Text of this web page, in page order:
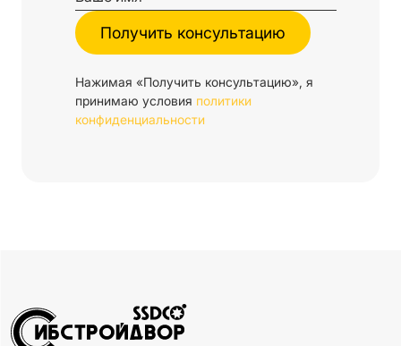
Нажимая «Получить консультацию», я
принимаю условия политики
конфиденциальности